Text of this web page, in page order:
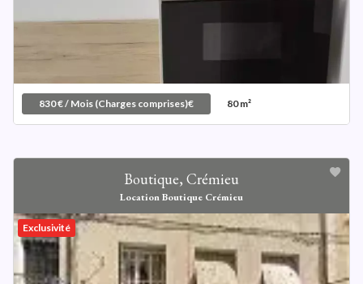
830 € / Mois (Charges comprises)€ 80 m²
Boutique, Crémieu
Location Boutique Crémieu
Exclusivité